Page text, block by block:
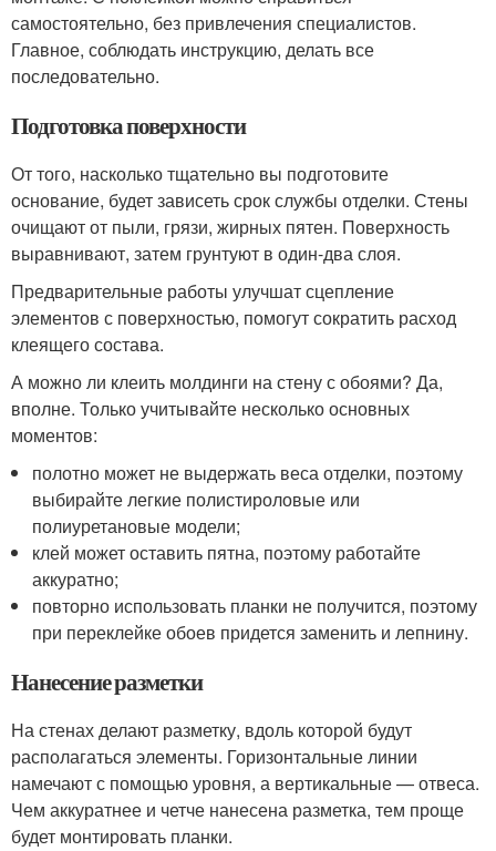
самостоятельно, без привлечения специалистов.
Главное, соблюдать инструкцию, делать все
последовательно.
Подготовка поверхности
От того, насколько тщательно вы подготовите
основание, будет зависеть срок службы отделки. Стены
очищают от пыли, грязи, жирных пятен. Поверхность
выравнивают, затем грунтуют в один-два слоя.
Предварительные работы улучшат сцепление
элементов с поверхностью, помогут сократить расход
клеящего состава.
А можно ли клеить молдинги на стену с обоями? Да,
вполне. Только учитывайте несколько основных
моментов:
полотно может не выдержать веса отделки, поэтому
выбирайте легкие полистироловые или
полиуретановые модели;
клей может оставить пятна, поэтому работайте
аккуратно;
повторно использовать планки не получится, поэтому
при переклейке обоев придется заменить и лепнину.
Нанесение разметки
На стенах делают разметку, вдоль которой будут
располагаться элементы. Горизонтальные линии
намечают с помощью уровня, а вертикальные — отвеса.
Чем аккуратнее и четче нанесена разметка, тем проще
будет монтировать планки.